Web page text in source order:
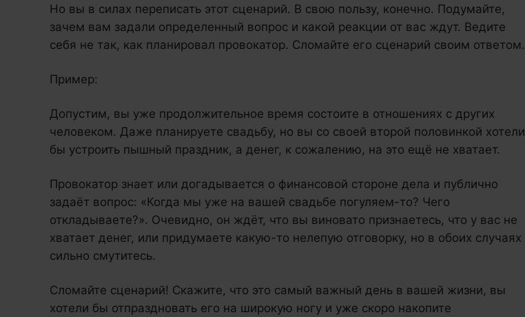
Но вы в силах переписать этот сценарий. В свою пользу, конечно. Подумайте,
зачем вам задали определенный вопрос и какой реакции от вас ждут. Ведите
себя не так, как планировал провокатор. Сломайте его сценарий своим ответом.
Пример:
Допустим, вы уже продолжительное время состоите в отношениях с других
человеком. Даже планируете свадьбу, но вы со своей второй половинкой хотели
бы устроить пышный праздник, а денег, к сожалению, на это ещё не хватает.
Провокатор знает или догадывается о финансовой стороне дела и публично
задаёт вопрос: «Когда мы уже на вашей свадьбе погуляем-то? Чего
откладываете?». Очевидно, он ждёт, что вы виновато признаетесь, что у вас не
хватает денег, или придумаете какую-то нелепую отговорку, но в обоих случаях
сильно смутитесь.
Сломайте сценарий! Скажите, что это самый важный день в вашей жизни, вы
хотели бы отпраздновать его на широкую ногу и уже скоро накопите